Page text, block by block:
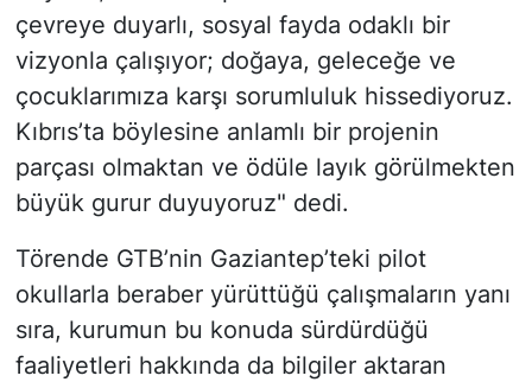
çevreye duyarlı, sosyal fayda odaklı bir
vizyonla çalışıyor; doğaya, geleceğe ve
çocuklarımıza karşı sorumluluk hissediyoruz.
Kıbrıs’ta böylesine anlamlı bir projenin
parçası olmaktan ve ödüle layık görülmekten
büyük gurur duyuyoruz" dedi.
Törende GTB’nin Gaziantep’teki pilot
okullarla beraber yürüttüğü çalışmaların yanı
sıra, kurumun bu konuda sürdürdüğü
faaliyetleri hakkında da bilgiler aktaran